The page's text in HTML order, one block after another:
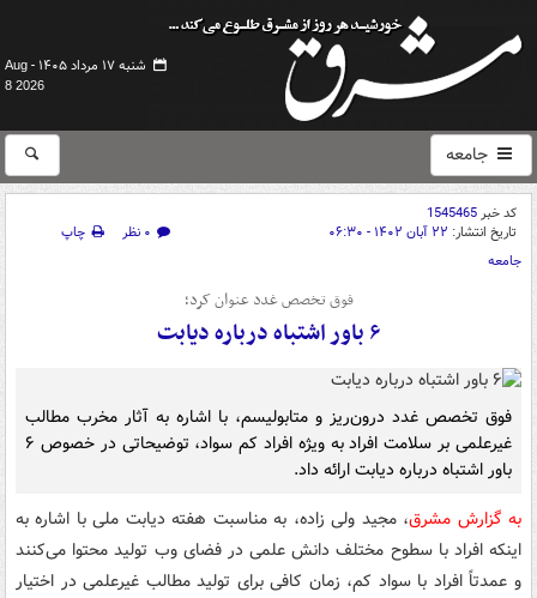
شنبه ۱۷ مرداد ۱۴۰۵ -
Aug
8 2026
جامعه
کد خبر1545465
تاریخ انتشار: ۲۲ آبان ۱۴۰۲ - ۰۶:۳۰ ۰ نظر
چاپ
جامعه
فوق تخصص غدد عنوان کرد؛
۶ باور اشتباه درباره دیابت
فوق تخصص غدد درون‌ریز و متابولیسم، با اشاره به آثار مخرب مطالب
غیرعلمی بر سلامت افراد به ویژه افراد کم سواد، توضیحاتی در خصوص ۶
باور اشتباه درباره دیابت ارائه داد.
به گزارش مشرق، مجید ولی زاده، به مناسبت هفته دیابت ملی با اشاره به
اینکه افراد با سطوح مختلف دانش علمی در فضای وب تولید محتوا می‌کنند
و عمدتاً افراد با سواد کم، زمان کافی برای تولید مطالب غیرعلمی در اختیار